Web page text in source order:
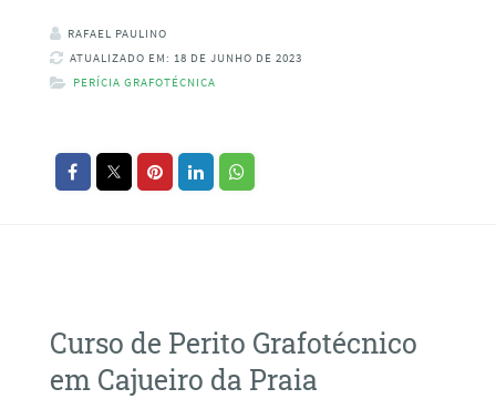
RAFAEL PAULINO
ATUALIZADO EM: 18 DE JUNHO DE 2023
PERÍCIA GRAFOTÉCNICA
Curso de Perito Grafotécnico
em Cajueiro da Praia